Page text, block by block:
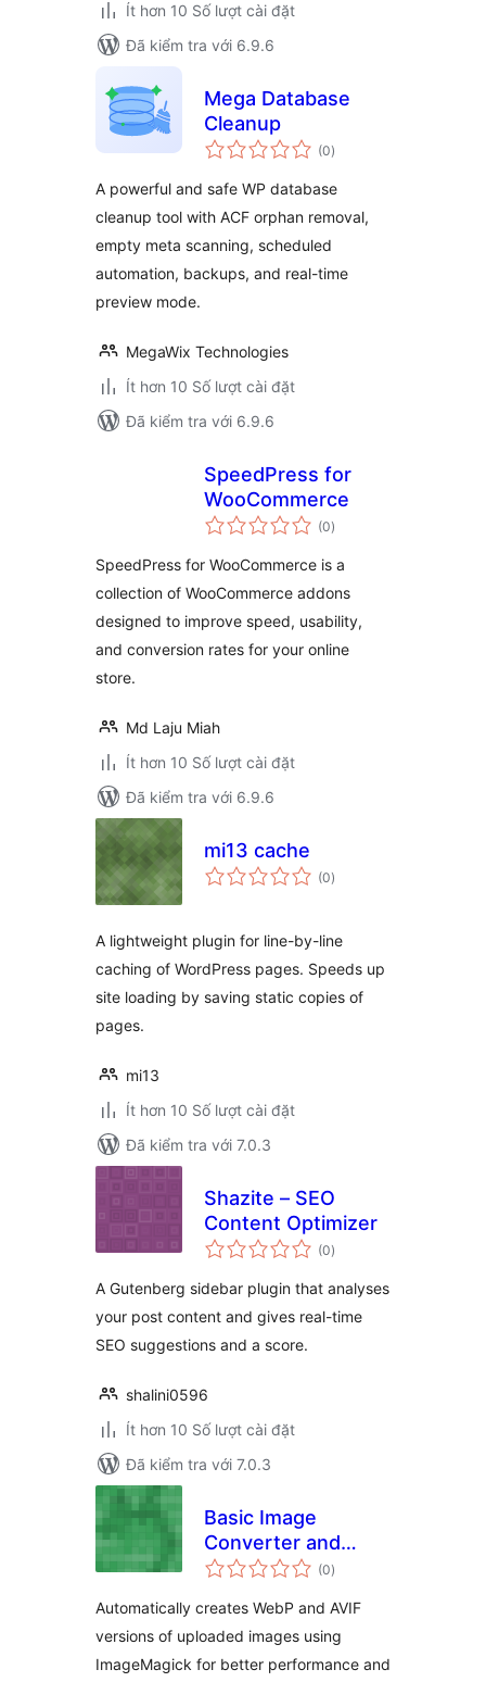
Ít hơn 10 Số lượt cài đặt
Đã kiểm tra với 6.9.6
Mega Database
Cleanup
(0tổng
đánh
)
A powerful and safe WP database
cleanup tool with ACF orphan removal,
empty meta scanning, scheduled
automation, backups, and real-time
preview mode.
MegaWix Technologies
Ít hơn 10 Số lượt cài đặt
Đã kiểm tra với 6.9.6
SpeedPress for
WooCommerce
(0tổng
đánh
)
SpeedPress for WooCommerce is a
collection of WooCommerce addons
designed to improve speed, usability,
and conversion rates for your online
store.
Md Laju Miah
Ít hơn 10 Số lượt cài đặt
Đã kiểm tra với 6.9.6
mi13 сache
(0tổng
đánh
)
A lightweight plugin for line-by-line
caching of WordPress pages. Speeds up
site loading by saving static copies of
pages.
mi13
Ít hơn 10 Số lượt cài đặt
Đã kiểm tra với 7.0.3
Shazite – SEO
Content Optimizer
(0tổng
đánh
)
A Gutenberg sidebar plugin that analyses
your post content and gives real-time
SEO suggestions and a score.
shalini0596
Ít hơn 10 Số lượt cài đặt
Đã kiểm tra với 7.0.3
Basic Image
Converter and
Optimizer
(0tổng
đánh
)
Automatically creates WebP and AVIF
versions of uploaded images using
ImageMagick for better performance and